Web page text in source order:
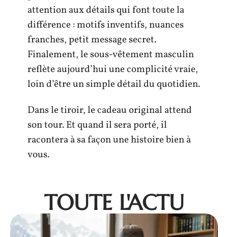
attention aux détails qui font toute la
différence : motifs inventifs, nuances
franches, petit message secret.
Finalement, le sous-vêtement masculin
reflète aujourd’hui une complicité vraie,
loin d’être un simple détail du quotidien.
Dans le tiroir, le cadeau original attend
son tour. Et quand il sera porté, il
racontera à sa façon une histoire bien à
vous.
TOUTE L'ACTU